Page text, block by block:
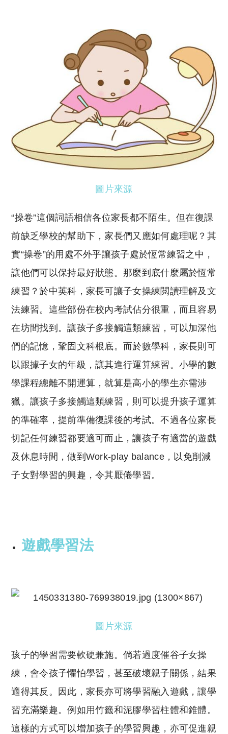
圖片來源
“操卷”這個詞語相信各位家長都不陌生。但在復課
前缺乏學校的幫助下，家長們又應如何處理呢？其
實“操卷”的用處不外乎讓孩子處於恆常練習之中，
讓他們可以保持最好狀態。那麼到底什麼屬於恆常
練習？於中英科，家長可讓子女操練閲讀理解及文
法練習。這些部份在校內考試佔分很重，而且容易
在坊間找到。讓孩子多接觸這類練習，可以加深他
們的記憶，鞏固文科根底。而於數學科，家長則可
以跟據子女的年級，讓其進行運算練習。小學的數
學課程總離不開運算，就算是高小的學生亦需涉
獵。讓孩子多接觸這類練習，則可以提升孩子運算
的準確率，提前準備復課後的考試。不過各位家長
切記任何練習都要適可而止，讓孩子有適當的遊戲
及休息時間，做到Work-play balance，以免削減
子女對學習的興趣，令其厭倦學習。
遊戲學習法
圖片來源
孩子的學習需要軟硬兼施。倘若過度催谷子女操
練，會令孩子懼怕學習，甚至破壞親子關係，結果
適得其反。因此，家長亦可將學習融入遊戲，讓學
習充滿樂趣。例如用竹籤和泥膠學習柱體和錐體。
這樣的方式可以增加孩子的學習興趣，亦可促進親